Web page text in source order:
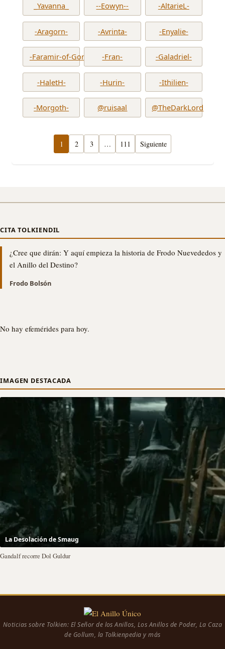
_Yavanna_ --Eowyn-- -AltarieL-
-Aragorn- -Avrinta- -Enyalie-
-Faramir-of-Gondor- -Fran- -Galadriel-
-HaletH- -Hurin- -Ithilien-
-Morgoth- @ruisaal @TheDarkLord
1 2 3 … 111 Siguiente
CITA TOLKIENDIL
¿Cree que dirán: Y aquí empieza la historia de Frodo Nuevededos y
el Anillo del Destino?
Frodo Bolsón
No hay efemérides para hoy.
IMAGEN DESTACADA
La Desolación de Smaug
Gandalf recorre Dol Guldur
Noticias sobre Tolkien: El Señor de los Anillos, Los Anillos de Poder, La Caza
de Gollum, la Tolkienpedia y más